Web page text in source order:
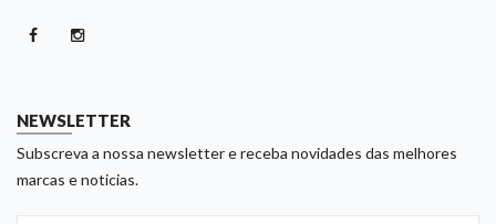
NEWSLETTER
Subscreva a nossa newsletter e receba novidades das melhores
marcas e noticias.